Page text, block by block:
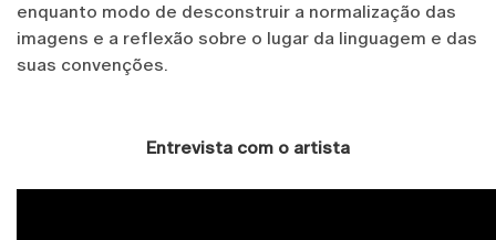
enquanto modo de desconstruir a normalização das
imagens e a reflexão sobre o lugar da linguagem e das
suas convenções.
Entrevista com o artista